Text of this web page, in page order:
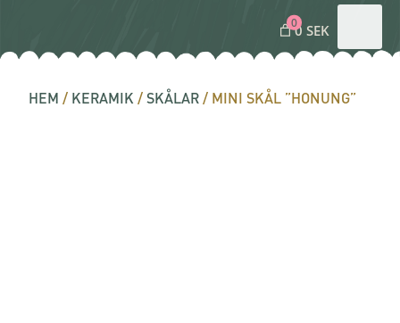
00 SEK
HEM / KERAMIK /SKÅLAR / MINI SKÅL ”HONUNG”